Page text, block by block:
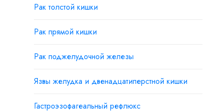
Рак толстой кишки
Рак прямой кишки
Рак поджелудочной железы
Язвы желудка и двенадцатиперстной кишки
Гастроэзофагеальный рефлюкс